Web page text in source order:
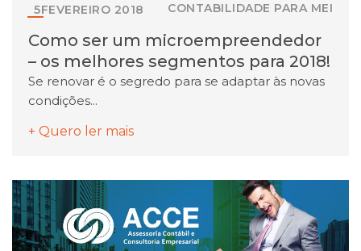
5FEVEREIRO 2018 CONTABILIDADE PARA MEI
Como ser um microempreendedor
– os melhores segmentos para 2018!
Se renovar é o segredo para se adaptar às novas
condições...
+ Quero ler mais